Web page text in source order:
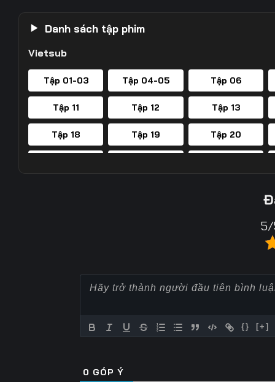
Danh sách tập phim
Vietsub
Tập 01-03 Tập 04-05 Tập 06
Tập 11 Tập 12 Tập 13
Tập 18 Tập 19 Tập 20
Tập 68 Tập 69
5/
{} [+]
0 GÓP Ý